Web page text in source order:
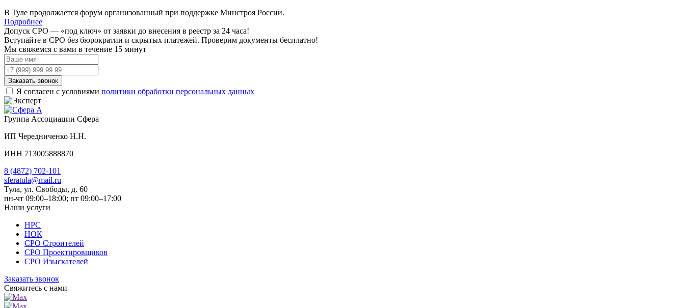
В Туле продолжается форум организованный при поддержке Минстроя России.
Подробнее
Допуск СРО — «под ключ» от заявки до внесения в реестр за 24 часа!
Вступайте в СРО без бюрократии и скрытых платежей. Проверим документы бесплатно!
Мы свяжемся с вами в течение 15 минут
Заказать звонок
Я согласен с условиями политики обработки персональных данных
Группа Ассоциации Сфера
ИП Чередниченко Н.Н.
ИНН 713005888870
8 (4872) 702-101
sferatula@mail.ru
Тула, ул. Свободы, д. 60
пн-чт 09:00–18:00; пт 09:00–17:00
Наши услуги
НРС
НОК
СРО Строителей
СРО Проектировщиков
СРО Изыскателей
Заказать звонок
Свяжитесь с нами